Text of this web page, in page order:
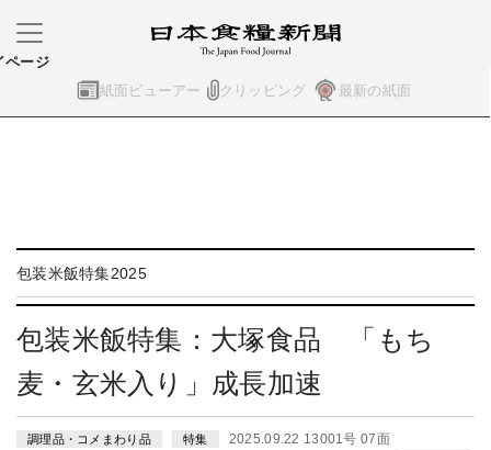
紙面ビューアー クリッピング 最新の紙面
ページ
包装米飯特集2025
包装米飯特集：大塚食品 「もち
麦・玄米入り」成長加速
調理品・コメまわり品 特集 2025.09.22 13001号 07面